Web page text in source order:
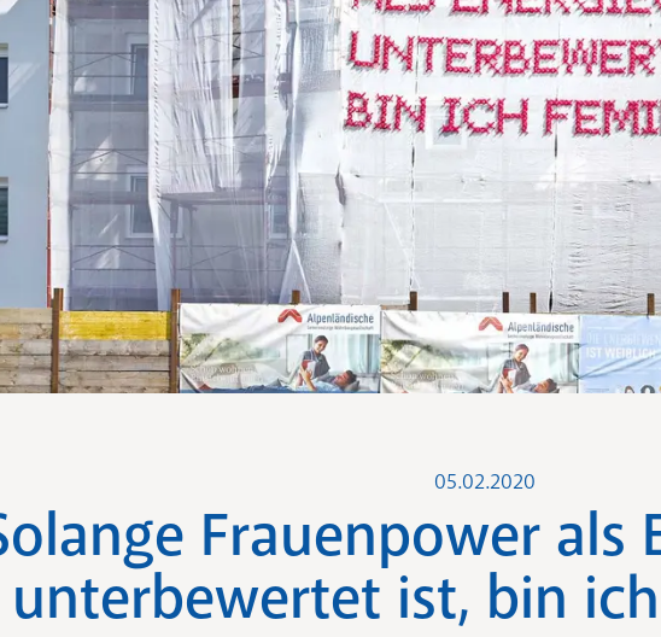
05.02.2020
Frauenpower als
unterbewertet ist, bin